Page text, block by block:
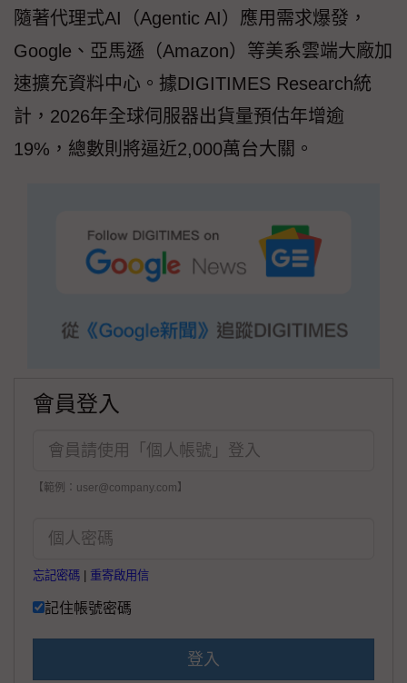
隨著代理式AI（Agentic AI）應用需求爆發，
Google、亞馬遜（Amazon）等美系雲端大廠加
速擴充資料中心。據DIGITIMES Research統
計，2026年全球伺服器出貨量預估年增逾
19%，總數則將逼近2,000萬台大關。
會員登入
【範例：user@company.com】
忘記密碼 重寄啟用信
記住帳號密碼
登入